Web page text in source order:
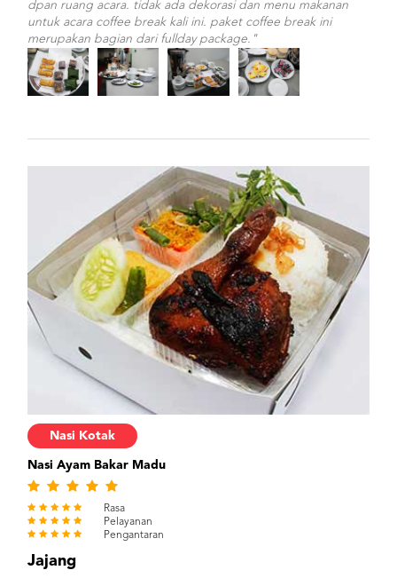
dpan ruang acara. tidak ada dekorasi dan menu makanan
untuk acara coffee break kali ini. paket coffee break ini
merupakan bagian dari fullday package."
Nasi Kotak
Nasi Ayam Bakar Madu
Rasa
Pelayanan
Pengantaran
Jajang